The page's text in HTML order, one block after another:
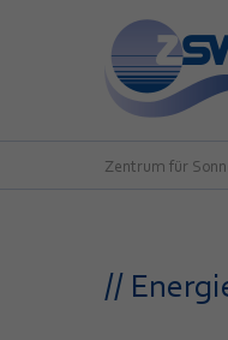
Zentrum für
//